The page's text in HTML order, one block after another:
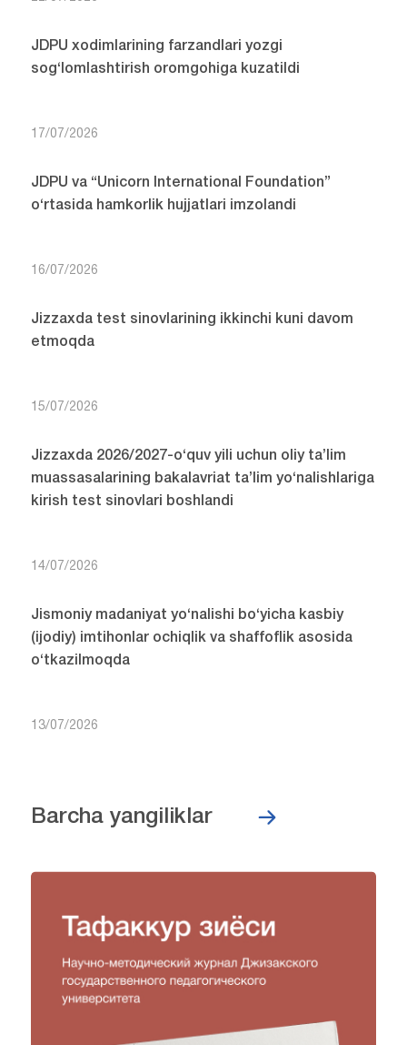
JDPU xodimlarining farzandlari yozgi
sog‘lomlashtirish oromgohiga kuzatildi
17/07/2026
JDPU va “Unicorn International Foundation”
o‘rtasida hamkorlik hujjatlari imzolandi
16/07/2026
Jizzaxda test sinovlarining ikkinchi kuni davom
etmoqda
15/07/2026
Jizzaxda 2026/2027-o‘quv yili uchun oliy ta’lim
muassasalarining bakalavriat ta’lim yo‘nalishlariga
kirish test sinovlari boshlandi
14/07/2026
Jismoniy madaniyat yo‘nalishi bo‘yicha kasbiy
(ijodiy) imtihonlar ochiqlik va shaffoflik asosida
o‘tkazilmoqda
13/07/2026
Barcha yangiliklar